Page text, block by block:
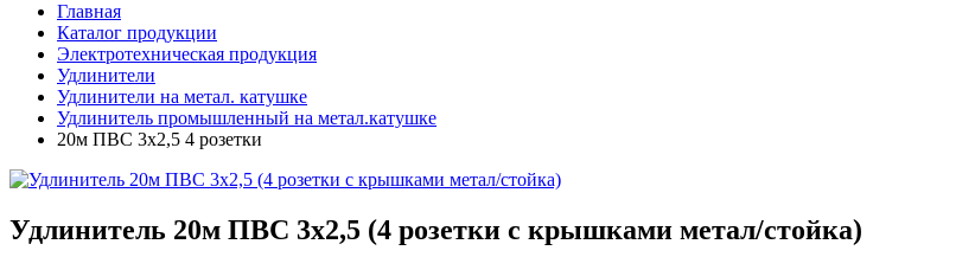
Главная
Каталог продукции
Электротехническая продукция
Удлинители
Удлинители на метал. катушке
Удлинитель промышленный на метал.катушке
20м ПВС 3х2,5 4 розетки
Удлинитель 20м ПВС 3х2,5 (4 розетки с крышками метал/стойка)